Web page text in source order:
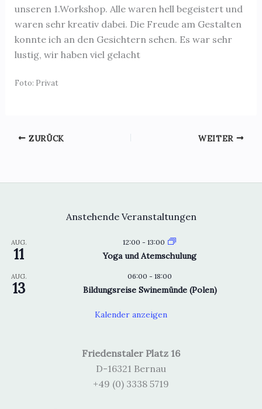
unseren 1.Workshop. Alle waren hell begeistert und
waren sehr kreativ dabei. Die Freude am Gestalten
konnte ich an den Gesichtern sehen. Es war sehr
lustig, wir haben viel gelacht
Foto: Privat
ZURÜCK WEITER
Anstehende Veranstaltungen
AUG.
11
12:00 - 13:00
Yoga und Atemschulung
AUG.
13
06:00 - 18:00
Bildungsreise Swinemünde (Polen)
Kalender anzeigen
Friedenstaler Platz 16
D-16321 Bernau
+49 (0) 3338 5719